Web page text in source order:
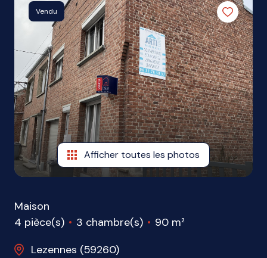
PARTENAIRES
CONTACTER
Vendu
Afficher toutes les photos
Maison
4 pièce(s)
3 chambre(s)
90 m²
Lezennes (59260)